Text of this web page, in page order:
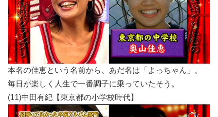
本名の佳恵という名前から、あだ名は「よっちゃん」。
毎日が楽しく人生で一番調子に乗っていたそう。
(11)中田有紀【東京都の小学校時代】